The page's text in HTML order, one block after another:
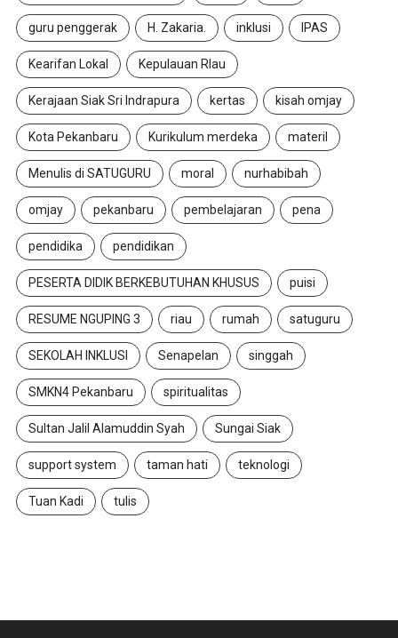
guru penggerak H. Zakaria. inklusi IPAS
Kearifan Lokal Kepulauan RIau
Kerajaan Siak Sri Indrapura kertas kisah omjay
Kota Pekanbaru Kurikulum merdeka materil
Menulis di SATUGURU moral nurhabibah
omjay pekanbaru pembelajaran pena
pendidika pendidikan
PESERTA DIDIK BERKEBUTUHAN KHUSUS puisi
RESUME NGUPING 3 riau rumah satuguru
SEKOLAH INKLUSI Senapelan singgah
SMKN4 Pekanbaru spiritualitas
Sultan Jalil Alamuddin Syah Sungai Siak
support system taman hati teknologi
Tuan Kadi tulis